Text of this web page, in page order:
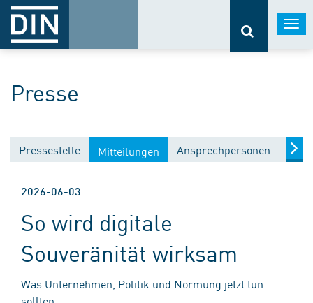
Presse
Pressestelle Mitteilungen Ansprechpersonen
2026-06-03
So wird digitale
Souveränität wirksam
Was Unternehmen, Politik und Normung jetzt tun